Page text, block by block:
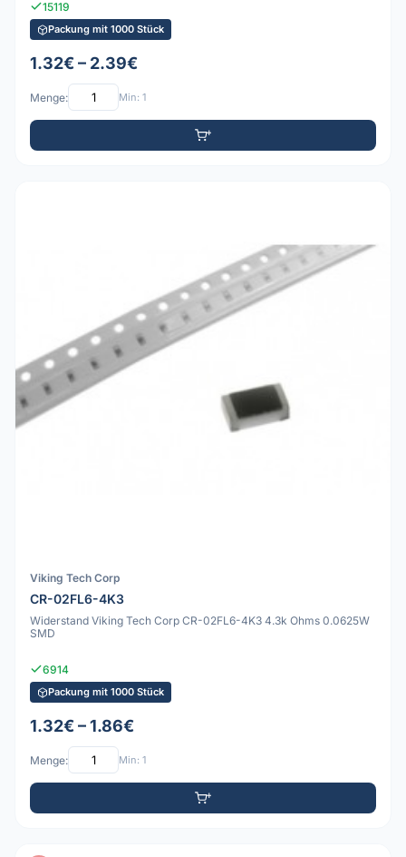
15119
Packung mit 1000 Stück
1.32€ – 2.39€
Menge: Min: 1
Viking Tech Corp
CR-02FL6-4K3
Widerstand Viking Tech Corp CR-02FL6-4K3 4.3k Ohms 0.0625W
SMD
6914
Packung mit 1000 Stück
1.32€ – 1.86€
Menge: Min: 1